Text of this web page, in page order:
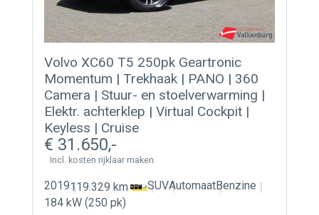
Volvo XC60 T5 250pk Geartronic
Momentum | Trekhaak | PANO | 360
Camera | Stuur- en stoelverwarming |
Elektr. achterklep | Virtual Cockpit |
Keyless | Cruise
31.650
Incl. kosten rijklaar maken
2019119.329 km SUVAutomaatBenzine
184 kW (250 pk)